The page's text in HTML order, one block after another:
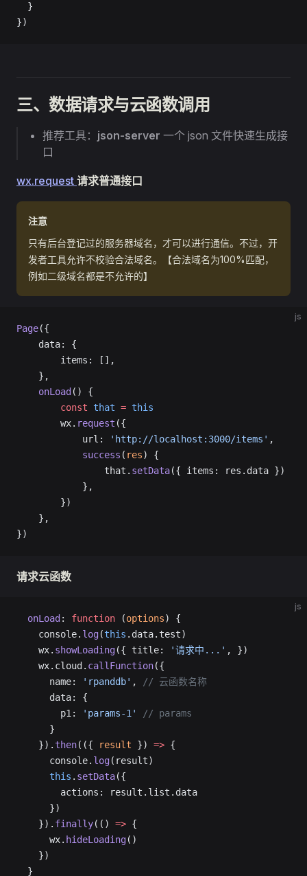
  }
})
三、数据请求与云函数调用
推荐工具： json-server 一个 json 文件快速生成接
口
wx.request 请求普通接口
注意
只有后台登记过的服务器域名，才可以进行通信。不过，开
发者工具允许不校验合法域名。【合法域名为100%匹配，
例如二级域名都是不允许的】
js
Page({
	data: {
		items: [],
	},
	onLoad
() {
		const
that = this
		wx.
request ({
			url:
'http://localhost:3000/items' ,
			success
( res) {
				that.
setData({ items: res.data })
			},
		})
	},
})
请求云函数
js
  onLoad
: function (options) {
    console.
log(this .data.test)
    wx.
showLoading({ title: '请求中...' , })
    wx.cloud.
callFunction({
      name:
'rpanddb' ,
// 云函数名称
      data: {
        p1:
'params-1'
// params
      }
    }).
then(({ result }) => {
      console.
log(result)
      this
. setData({
        actions: result.list.data
      })
    }).
finally(() => {
      wx.
hideLoading()
    })
  }